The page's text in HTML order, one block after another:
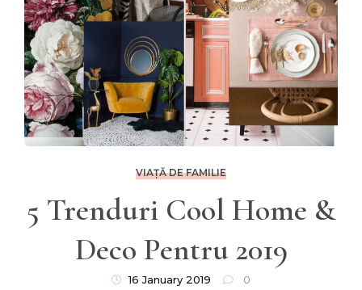
VIAȚĂ DE FAMILIE
5 Trenduri Cool Home &
Deco Pentru 2019
16 January 2019 0